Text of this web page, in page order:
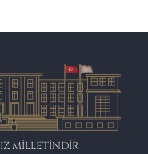
MİLLETİNDİR